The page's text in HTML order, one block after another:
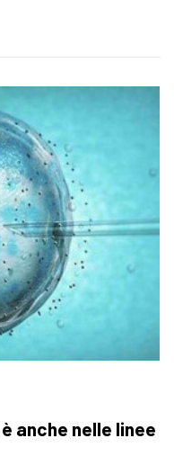
anche nelle linee